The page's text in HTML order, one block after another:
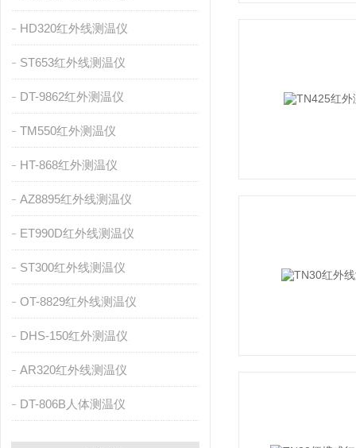
HD320红外线测温仪
ST653红外线测温仪
DT-9862红外测温仪
TM550红外测温仪
HT-868红外测温仪
AZ8895红外线测温仪
ET990D红外线测温仪
ST300红外线测温仪
OT-8829红外线测温仪
DHS-150红外测温仪
AR320红外线测温仪
DT-806B人体测温仪